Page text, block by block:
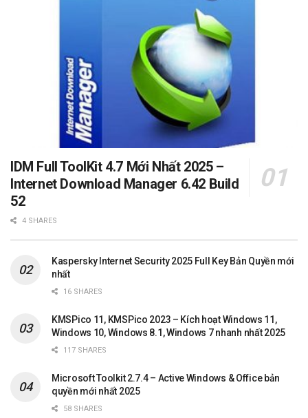
IDM Full ToolKit 4.7 Mới Nhất 2025 –
Internet Download Manager 6.42 Build
52
4 SHARES
Kaspersky Internet Security 2025 Full Key Bản Quyền mới
nhất
16 SHARES
KMSPico 11, KMSPico 2023 – Kích hoạt Windows 11,
Windows 10, Windows 8.1, Windows 7 nhanh nhất 2025
117 SHARES
Microsoft Toolkit 2.7.4 – Active Windows & Office bản
quyền mới nhất 2025
58 SHARES